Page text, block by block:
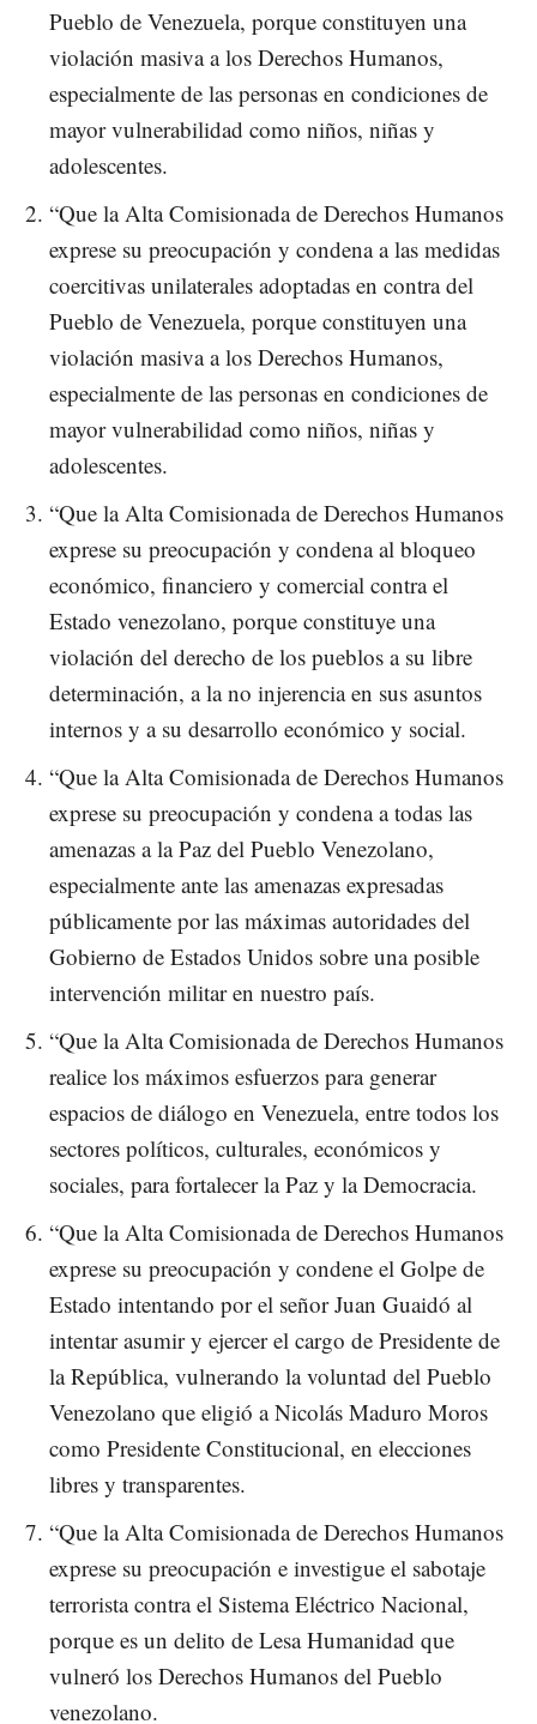
Pueblo de Venezuela, porque constituyen una
violación masiva a los Derechos Humanos,
especialmente de las personas en condiciones de
mayor vulnerabilidad como niños, niñas y
adolescentes.
“Que la Alta Comisionada de Derechos Humanos
exprese su preocupación y condena a las medidas
coercitivas unilaterales adoptadas en contra del
Pueblo de Venezuela, porque constituyen una
violación masiva a los Derechos Humanos,
especialmente de las personas en condiciones de
mayor vulnerabilidad como niños, niñas y
adolescentes.
“Que la Alta Comisionada de Derechos Humanos
exprese su preocupación y condena al bloqueo
económico, financiero y comercial contra el
Estado venezolano, porque constituye una
violación del derecho de los pueblos a su libre
determinación, a la no injerencia en sus asuntos
internos y a su desarrollo económico y social.
“Que la Alta Comisionada de Derechos Humanos
exprese su preocupación y condena a todas las
amenazas a la Paz del Pueblo Venezolano,
especialmente ante las amenazas expresadas
públicamente por las máximas autoridades del
Gobierno de Estados Unidos sobre una posible
intervención militar en nuestro país.
“Que la Alta Comisionada de Derechos Humanos
realice los máximos esfuerzos para generar
espacios de diálogo en Venezuela, entre todos los
sectores políticos, culturales, económicos y
sociales, para fortalecer la Paz y la Democracia.
“Que la Alta Comisionada de Derechos Humanos
exprese su preocupación y condene el Golpe de
Estado intentando por el señor Juan Guaidó al
intentar asumir y ejercer el cargo de Presidente de
la República, vulnerando la voluntad del Pueblo
Venezolano que eligió a Nicolás Maduro Moros
como Presidente Constitucional, en elecciones
libres y transparentes.
“Que la Alta Comisionada de Derechos Humanos
exprese su preocupación e investigue el sabotaje
terrorista contra el Sistema Eléctrico Nacional,
porque es un delito de Lesa Humanidad que
vulneró los Derechos Humanos del Pueblo
venezolano.